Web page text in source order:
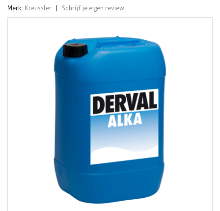
Merk: Kreussler Schrijf je eigen review